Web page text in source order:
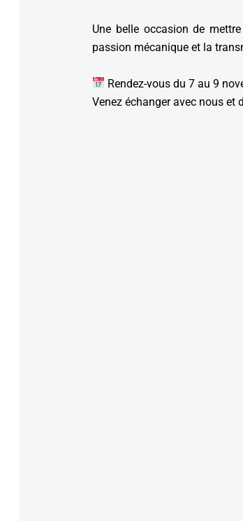
Une belle occasion de
passion mécanique et la
Rendez-vous du 7 au 9
Venez échanger avec nous et